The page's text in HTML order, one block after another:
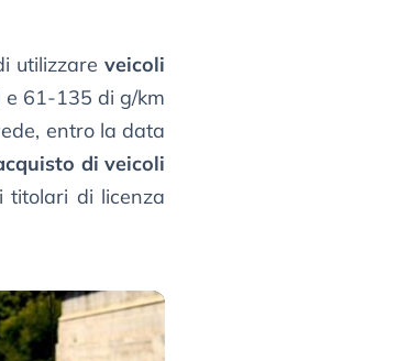
utilizzareveicoli
61-135 di g/km
entro la data
di veicoli
titolari di licenza